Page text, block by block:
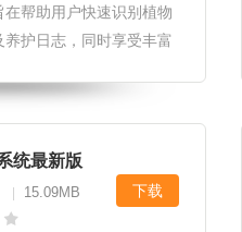
帮助用户快速识别植物
护日志，同时享受丰富
行简单的注册登录流
面清晰展
统最新版
15.09MB 下载